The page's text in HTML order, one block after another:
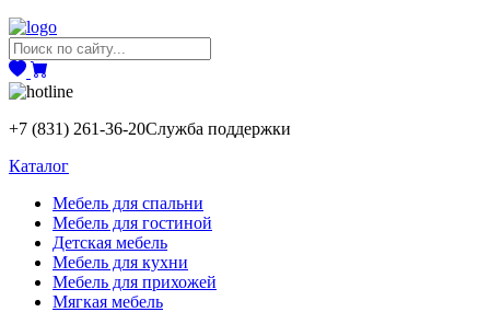
+7 (831) 261-36-20Служба поддержки
Каталог
Мебель для спальни
Мебель для гостиной
Детская мебель
Мебель для кухни
Мебель для прихожей
Мягкая мебель